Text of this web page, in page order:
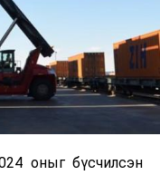
оныг бүсчилсэн